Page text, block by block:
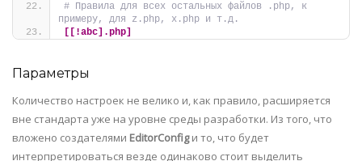
# Правила для всех остальных файлов .php, к
примеру, для z.php, x.php и т.д.
[[!abc].php]
Параметры
Количество настроек не велико и, как правило, расширяется
вне стандарта уже на уровне среды разработки. Из того, что
вложено создателями EditorConfigи то, что будет
интерпретироваться везде одинаково стоит выделить